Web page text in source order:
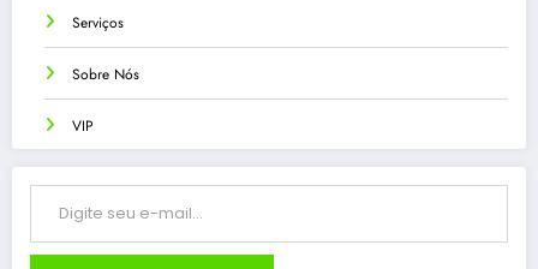
Serviços
Sobre Nós
VIP
Digite seu e-mail…